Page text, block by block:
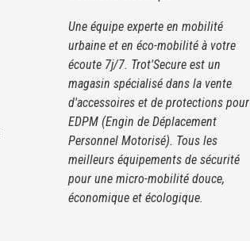
Une équipe experte en mobilité
urbaine et en éco-mobilité à votre
écoute 7j/7. Trot'Secure est un
magasin spécialisé dans la vente
d'accessoires et de protections pour
EDPM (Engin de Déplacement
Personnel Motorisé). Tous les
meilleurs équipements de sécurité
pour une micro-mobilité douce,
économique et écologique.